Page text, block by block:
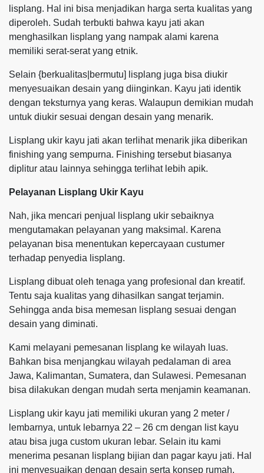
lisplang. Hal ini bisa menjadikan harga serta kualitas yang
diperoleh. Sudah terbukti bahwa kayu jati akan
menghasilkan lisplang yang nampak alami karena
memiliki serat-serat yang etnik.
Selain {berkualitas|bermutu] lisplang juga bisa diukir
menyesuaikan desain yang diinginkan. Kayu jati identik
dengan teksturnya yang keras. Walaupun demikian mudah
untuk diukir sesuai dengan desain yang menarik.
Lisplang ukir kayu jati akan terlihat menarik jika diberikan
finishing yang sempurna. Finishing tersebut biasanya
diplitur atau lainnya sehingga terlihat lebih apik.
Pelayanan Lisplang Ukir Kayu
Nah, jika mencari penjual lisplang ukir sebaiknya
mengutamakan pelayanan yang maksimal. Karena
pelayanan bisa menentukan kepercayaan custumer
terhadap penyedia lisplang.
Lisplang dibuat oleh tenaga yang profesional dan kreatif.
Tentu saja kualitas yang dihasilkan sangat terjamin.
Sehingga anda bisa memesan lisplang sesuai dengan
desain yang diminati.
Kami melayani pemesanan lisplang ke wilayah luas.
Bahkan bisa menjangkau wilayah pedalaman di area
Jawa, Kalimantan, Sumatera, dan Sulawesi. Pemesanan
bisa dilakukan dengan mudah serta menjamin keamanan.
Lisplang ukir kayu jati memiliki ukuran yang 2 meter /
lembarnya, untuk lebarnya 22 – 26 cm dengan list kayu
atau bisa juga custom ukuran lebar. Selain itu kami
menerima pesanan lisplang bijian dan pagar kayu jati. Hal
ini menyesuaikan dengan desain serta konsep rumah.